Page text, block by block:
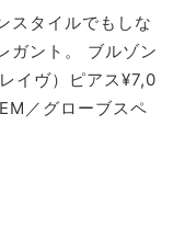
スタイルでもしな
ガント。 ブルゾン
イヴ）ピアス¥7,0
／グローブスペ